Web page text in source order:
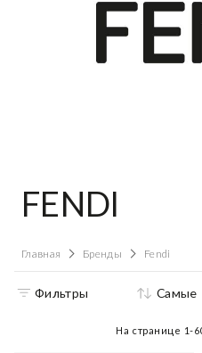
FENDI
Главная Бренды Fendi
Фильтры Самые
На странице 1-